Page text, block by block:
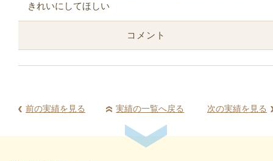
きれいにしてほしい
コメント
前の実績を見る 実績の一覧へ戻る 次の実績を見る